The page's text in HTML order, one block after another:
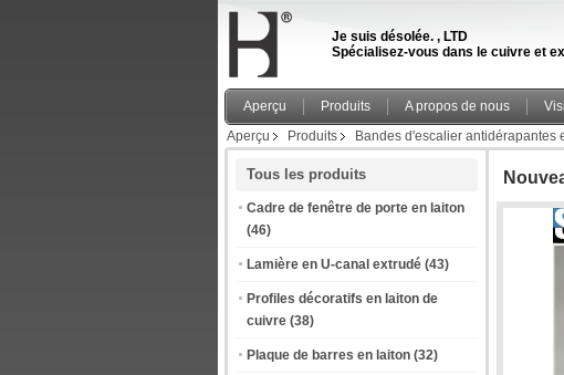
Je suis désolée. , LTD
Spécialisez-vous dans le cuivre et
Aperçu Produits A propos de nous
Aperçu
Produits Bandes d'escalier antidérapantes
Tous les produits
Cadre de fenêtre de porte en laiton
(46)
Lamière en U-canal extrudé (43)
Profiles décoratifs en laiton de
cuivre (38)
Plaque de barres en laiton (32)